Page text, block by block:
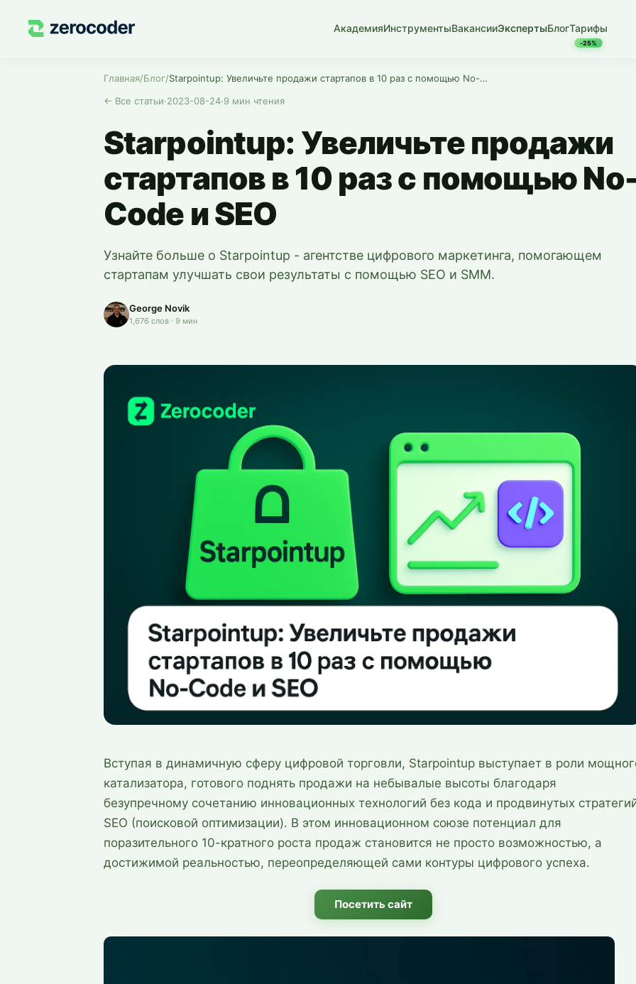
АкадемияИнструментыВакансииЭкспертыБлогТарифы
-25%
Главная/Блог/
Starpointup: Увеличьте продажи стартапов в 10 раз с помощью No-Code и SEO
← Все статьи·2023-08-24·9 мин чтения
Starpointup: Увеличьте продажи
стартапов в 10 раз с помощью
Code и SEO
Узнайте больше о Starpointup - агентстве цифрового маркетинга, помогающем
стартапам улучшать свои результаты с помощью SEO и SMM.
George Novik
1,676 слов · 9 мин
Вступая в динамичную сферу цифровой торговли, Starpointup выступает в роли
катализатора, готового поднять продажи на небывалые высоты благодаря
безупречному сочетанию инновационных технологий без кода и продвинутых
SEO (поисковой оптимизации). В этом инновационном союзе потенциал для
поразительного 10-кратного роста продаж становится не просто возможностью, а
достижимой реальностью, переопределяющей сами контуры цифрового успеха.
Посетить сайт